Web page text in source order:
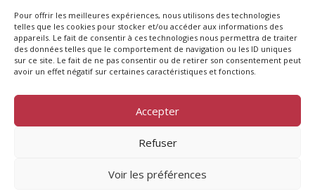
Pour offrir les meilleures expériences, nous utilisons des technologies
telles que les cookies pour stocker et/ou accéder aux informations des
appareils. Le fait de consentir à ces technologies nous permettra de traiter
des données telles que le comportement de navigation ou les ID uniques
sur ce site. Le fait de ne pas consentir ou de retirer son consentement peut
avoir un effet négatif sur certaines caractéristiques et fonctions.
Accepter
Refuser
Voir les préférences
Copyright © 2025 | All Right Reserved